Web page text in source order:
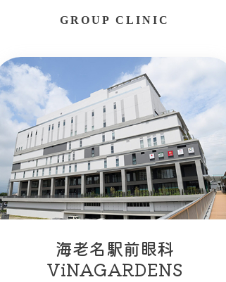
GROUP CLINIC
海老名駅前眼科
ViNAGARDENS